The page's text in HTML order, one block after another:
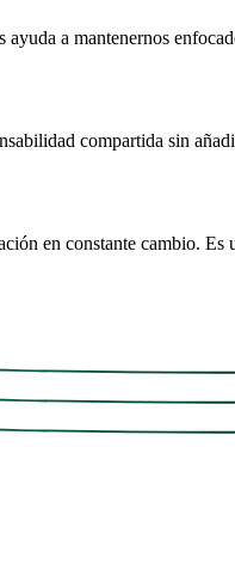
a mantenernos
compartida sin
en constante cambio.